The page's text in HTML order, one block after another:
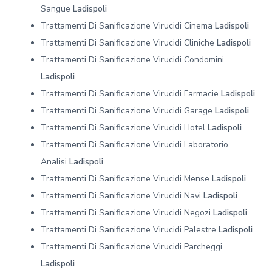
Sangue Ladispoli
Trattamenti Di Sanificazione Virucidi Cinema Ladispoli
Trattamenti Di Sanificazione Virucidi Cliniche Ladispoli
Trattamenti Di Sanificazione Virucidi Condomini
Ladispoli
Trattamenti Di Sanificazione Virucidi Farmacie Ladispoli
Trattamenti Di Sanificazione Virucidi Garage Ladispoli
Trattamenti Di Sanificazione Virucidi Hotel Ladispoli
Trattamenti Di Sanificazione Virucidi Laboratorio
Analisi Ladispoli
Trattamenti Di Sanificazione Virucidi Mense Ladispoli
Trattamenti Di Sanificazione Virucidi Navi Ladispoli
Trattamenti Di Sanificazione Virucidi Negozi Ladispoli
Trattamenti Di Sanificazione Virucidi Palestre Ladispoli
Trattamenti Di Sanificazione Virucidi Parcheggi
Ladispoli